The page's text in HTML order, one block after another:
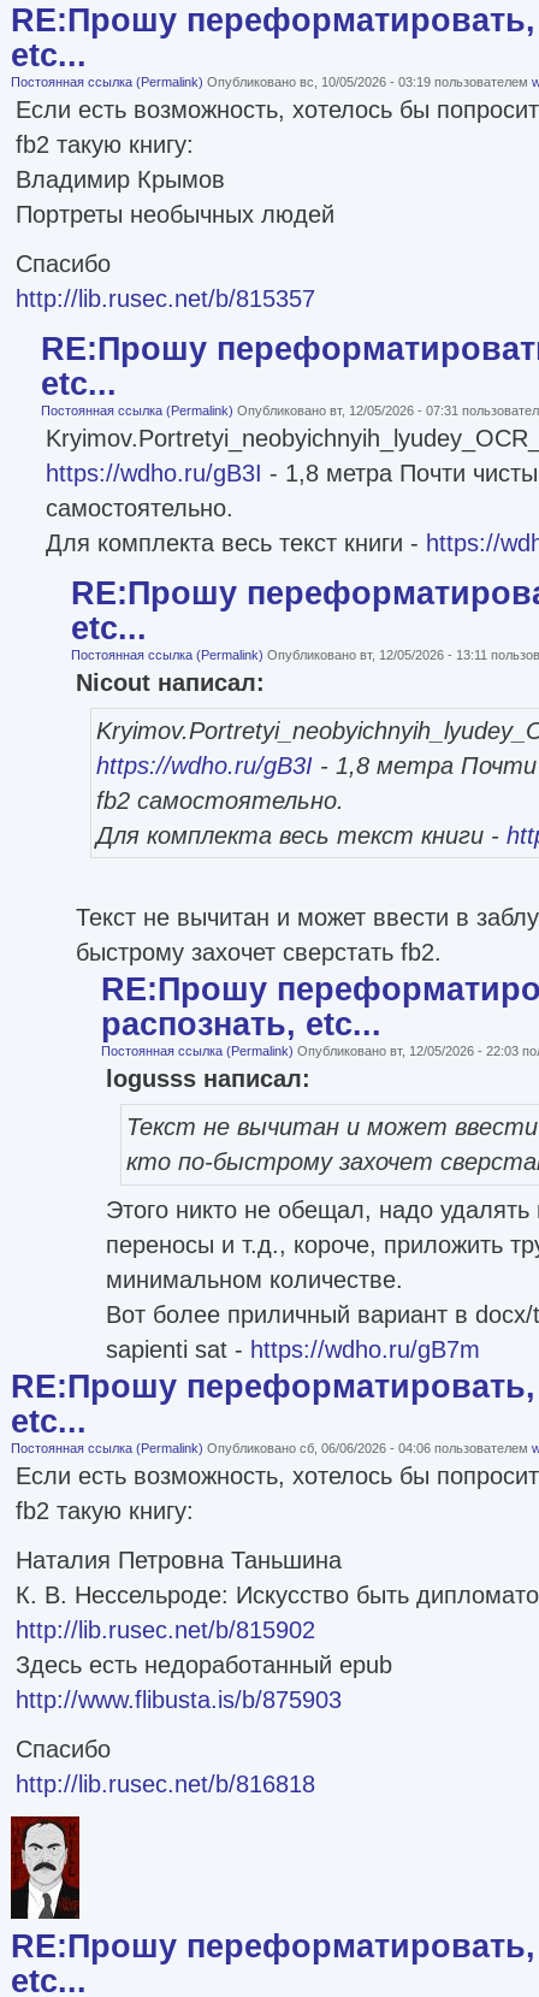
RE:Прошу переформатировать,
etc...
Постоянная ссылка (Permalink) Опубликовано вс, 10/05/2026 - 03:19 пользователем
Если есть возможность, хотелось бы
fb2 такую книгу:
Владимир Крымов
Портреты необычных людей
Спасибо
http://lib.rusec.net/b/815357
RE:Прошу
etc...
Постоянная ссылка (Permalink) Опубликовано вт, 12/05/2026 - 07:31
https://wdho.ru/gB3I - 1,8 метра Почти
самостоятельно.
Для комплекта весь текст книги - https://
RE:Прошу
etc...
Постоянная ссылка (Permalink) Опубликовано вт, 12/05/2026 - 13:11
Nicout написал:
https://wdho.ru/gB3I- 1,8 метра
fb2 самостоятельно.
Для комплекта весь текст книги -
Текст не вычитан и может ввести в
быстрому захочет сверстать fb2.
RE:Прошу
распознать, etc...
Постоянная ссылка (Permalink) Опубликовано вт, 12/05/2026 - 22:03
logusss написал:
Текст не вычитан и может
кто по-быстрому захочет
Этого никто не обещал, надо
переносы и т.д., короче, приложить
минимальном количестве.
Вот более приличный вариант в
sapienti sat - https://wdho.ru/gB7m
RE:Прошу переформатировать,
etc...
Постоянная ссылка (Permalink) Опубликовано сб, 06/06/2026 - 04:06 пользователем
Если есть возможность, хотелось бы
fb2 такую книгу:
Наталия Петровна Таньшина
К. В. Нессельроде: Искусство быть
http://lib.rusec.net/b/815902
Здесь есть недоработанный epub
http://www.flibusta.is/b/875903
Спасибо
http://lib.rusec.net/b/816818
RE:Прошу переформатировать,
etc...